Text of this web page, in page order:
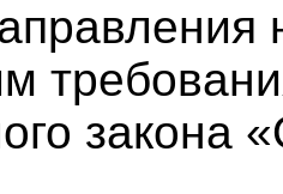
закона